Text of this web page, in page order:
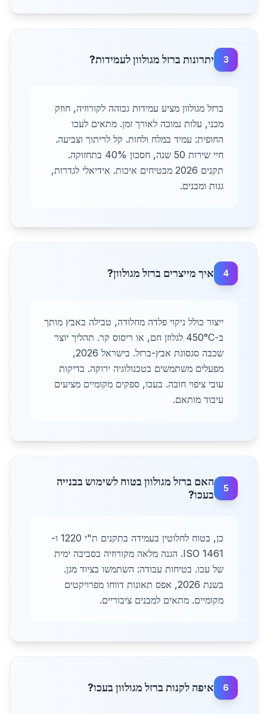
3 יתרונות ברזל מגולוון לעמידות?
ברזל מגולוון מציע עמידות גבוהה לקורוזיה, חוזק
מכני, עלות נמוכה לאורך זמן. מתאים לעכו
החופית: עמיד במלח ולחות. קל לריתוך וצביעה.
חיי שירות 50 שנה, חסכון 40% בתחזוקה.
תקנים 2026 מבטיחים איכות. אידיאלי לגדרות,
גגות ומבנים.
4 איך מייצרים ברזל מגולוון?
ייצור כולל ניקוי פלדה מחלודה, טבילה באבץ מותך
ב-450°C לגלוזן חם, או ריסוס קר. תהליך יוצר
שכבה סגסוגת אבץ-ברזל. בישראל 2026,
מפעלים משתמשים בטכנולוגיה ירוקה. בדיקות
עובי ציפוי חובה. בעכו, ספקים מקומיים מציעים
עיבוד מותאם.
5
האם ברזל מגולוון בטוח לשימוש בבנייה
בעכו?
כן, בטוח לחלוטין בעמידה בתקנים ת"י 1220 ו-
ISO 1461. הגנה מלאה מקורוזיה בסביבה ימית
של עכו. בטיחות עבודה: השתמשו בציוד מגן.
בשנת 2026, אפס תאונות דווחו מפרויקטים
מקומיים. מתאים למבנים ציבוריים.
6 איפה לקנות ברזל מגולוון בעכו?